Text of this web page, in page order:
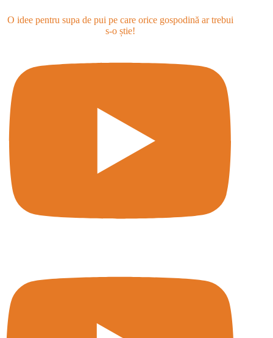
O idee pentru supa de pui pe care orice gospodină ar trebui
s-o știe!